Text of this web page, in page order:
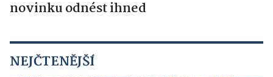
novinku odnést ihned
NEJČTENĚJŠÍ